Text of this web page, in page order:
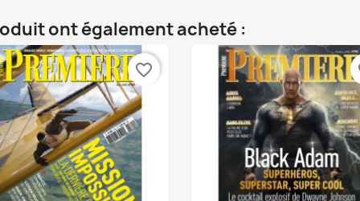
ont également acheté :
favorite_border